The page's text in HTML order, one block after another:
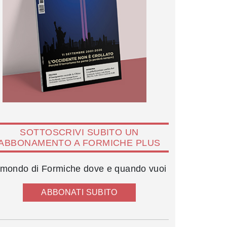
SOTTOSCRIVI SUBITO UN
A FORMICHE PLUS
di Formiche dove e quando vuoi
ABBONATI SUBITO